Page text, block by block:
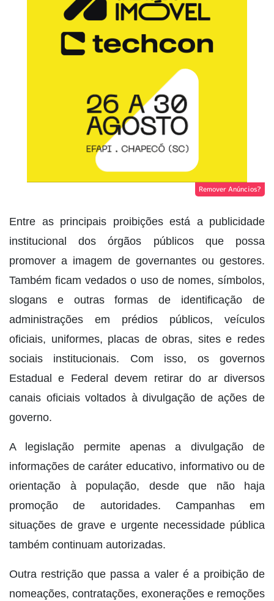
Remover Anúncios?
Entre as principais proibições está a publicidade
institucional dos órgãos públicos que possa
promover a imagem de governantes ou gestores.
Também ficam vedados o uso de nomes, símbolos,
slogans e outras formas de identificação de
administrações em prédios públicos, veículos
oficiais, uniformes, placas de obras, sites e redes
sociais institucionais. Com isso, os governos
Estadual e Federal devem retirar do ar diversos
canais oficiais voltados à divulgação de ações de
governo.
A legislação permite apenas a divulgação de
informações de caráter educativo, informativo ou de
orientação à população, desde que não haja
promoção de autoridades. Campanhas em
situações de grave e urgente necessidade pública
também continuam autorizadas.
Outra restrição que passa a valer é a proibição de
nomeações, contratações, exonerações e remoções